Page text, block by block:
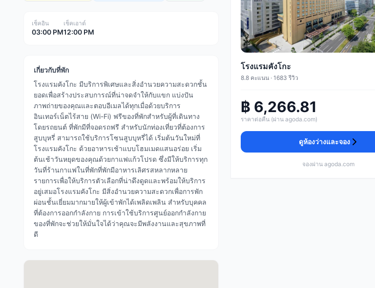
เช็คอิน
03:00 PM
เช็คเอาต์
12:00 PM
เกี่ยวกับที่พัก
โรงแรมคังโกะ มีบริการพิเศษและสิ่งอำนวยความสะดวกชั้น
ยอดเพื่อสร้างประสบการณ์ที่น่าจดจำให้กับแขก แบ่งปัน
ภาพถ่ายของคุณและตอบอีเมลได้ทุกเมื่อด้วยบริการ
อินเทอร์เน็ตไร้สาย (Wi-Fi) ฟรีของที่พักสำหรับผู้ที่เดินทาง
โดยรถยนต์ ที่พักมีที่จอดรถฟรี สำหรับนักท่องเที่ยวที่ต้องการ
สูบบุหรี่ สามารถใช้บริการโซนสูบบุหรี่ได้ เริ่มต้นวันใหม่ที่
โรงแรมคังโกะ ด้วยอาหารเช้าแบบโฮมเมดแสนอร่อย เริ่ม
ต้นเช้าวันหยุดของคุณด้วยกาแฟแก้วโปรด ซึ่งมีให้บริการทุก
วันที่ร้านกาแฟในที่พักที่พักมีอาหารเลิศรสหลากหลาย
รายการเพื่อให้บริการตัวเลือกที่น่าดึงดูดและพร้อมให้บริการ
อยู่เสมอโรงแรมคังโกะ มีสิ่งอำนวยความสะดวกเพื่อการพัก
ผ่อนชั้นเยี่ยมมากมายให้ผู้เข้าพักได้เพลิดเพลิน สำหรับบุคคล
ที่ต้องการออกกำลังกาย การเข้าใช้บริการศูนย์ออกกำลังกาย
ของที่พักจะช่วยให้มั่นใจได้ว่าคุณจะมีพลังงานและสุขภาพที่
ดี
โรงแรมคังโกะ
8.8 คะแนน · 1683 รีวิว
฿ 6,266.81
ราคาต่อคืน (ผ่าน agoda.com)
ดูห้องว่างและจอง
จองผ่าน agoda.com